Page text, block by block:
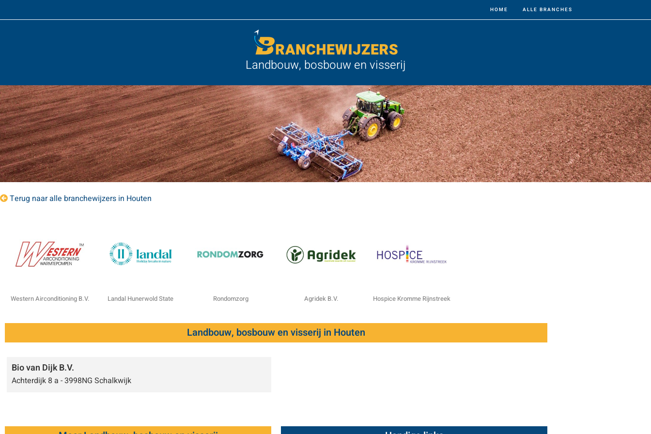
HOME ALLE BRANCHES
Landbouw, bosbouw en visserij
Terug naar alle branchewijzers in Houten
Western Airconditioning B.V. Landal Hunerwold State Rondomzorg Agridek B.V. Hospice Kromme Rijnstreek
Landbouw, bosbouw en visserij in Houten
Bio van Dijk B.V.
Achterdijk 8 a - 3998NG Schalkwijk